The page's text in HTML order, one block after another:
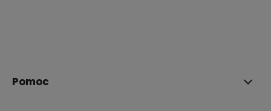
Pomoc